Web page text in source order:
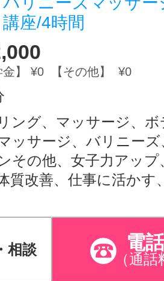
講座/4時間
金】 ¥0 【その他】 ¥0
ング、マッサージ、
ッサージ、バリニー
その他、女子力アッ
質改善、仕事に活かす
相談 電
（通話